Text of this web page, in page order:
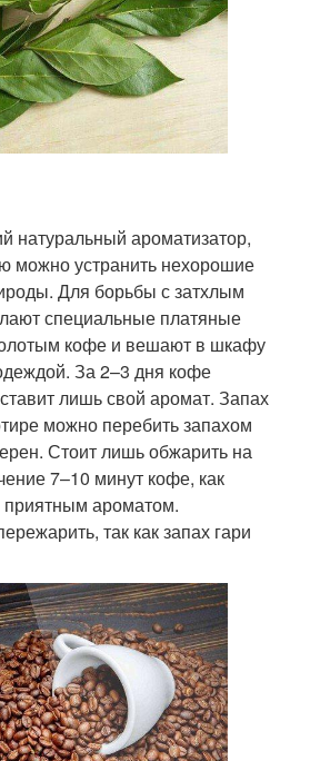
натуральный ароматизатор,
можно устранить нехорошие
Для борьбы с затхлым
специальные платяные
кофе и вешают в шкафу
За 2–3 дня кофе
лишь свой аромат. Запах
можно перебить запахом
Стоит лишь обжарить на
7–10 минут кофе, как
приятным ароматом.
так как запах гари